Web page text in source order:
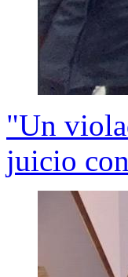
"Un
juicio